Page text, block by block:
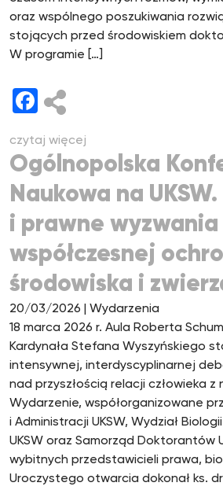
oraz wspólnego poszukiwania
stojących przed środowiskiem
W programie […]
Facebook
czytaj więcej
Ogólnopolska
Naukowa na
i prawne wyzwania
współczesnej
środowiska i
20/03/2026 | Wydarzenia
18 marca 2026 r. Aula Roberta
Kardynała Stefana Wyszyńskiego
intensywnej, interdyscyplinarnej
nad przyszłością relacji człowieka z
Wydarzenie, współorganizowane
i Administracji UKSW, Wydział
UKSW oraz Samorząd Doktorantów
wybitnych przedstawicieli prawa,
Uroczystego otwarcia dokonał ks.